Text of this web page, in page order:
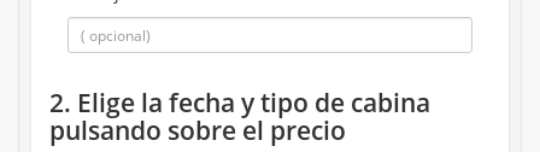
2. Elige la fecha y tipo de cabina
pulsando sobre el precio